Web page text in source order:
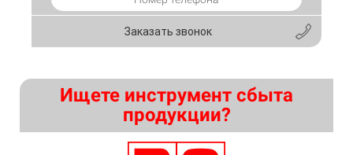
Ищете инструмент сбыта
продукции?
Заказать звонок